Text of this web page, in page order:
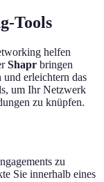
Tools
helfen
Shapr bringen
und erleichtern das
um Ihr Netzwerk
zu knüpfen.
zu
Sie innerhalb eines